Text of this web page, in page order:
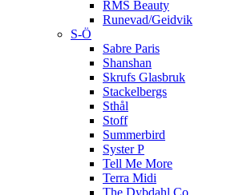
RMS Beauty
Runevad/Geidvik
S-Ö
Sabre Paris
Shanshan
Skrufs Glasbruk
Stackelbergs
Sthål
Stoff
Summerbird
Syster P
Tell Me More
Terra Midi
The Dybdahl Co